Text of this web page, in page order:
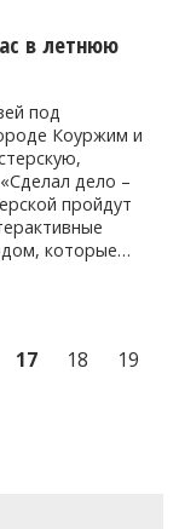
в летнюю
под
Коуржим и
дело –
пройдут
которые…
17 18
19